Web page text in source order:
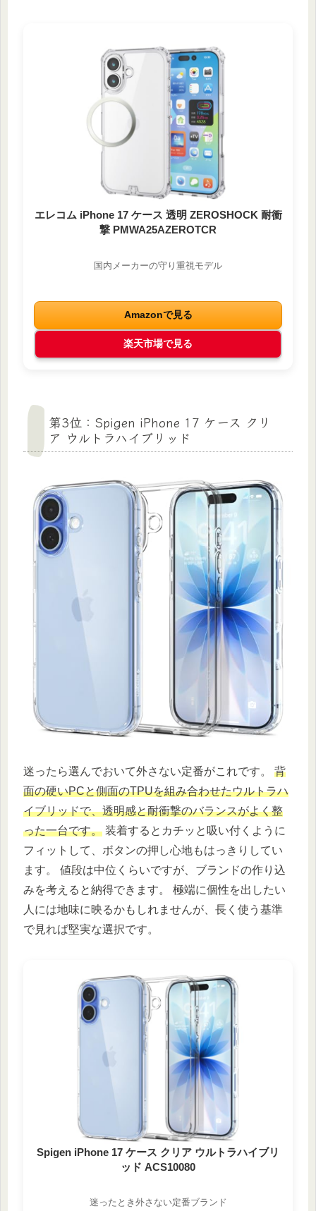
エレコム iPhone 17 ケース 透明 ZEROSHOCK 耐衝
撃 PMWA25AZEROTCR
国内メーカーの守り重視モデル
Amazonで見る
楽天市場で見る
第3位：Spigen iPhone 17 ケース クリ
ア ウルトラハイブリッド
迷ったら選んでおいて外さない定番がこれです。 背
面の硬いPCと側面のTPUを組み合わせたウルトラハ
イブリッドで、透明感と耐衝撃のバランスがよく整
った一台です。 装着するとカチッと吸い付くように
フィットして、ボタンの押し心地もはっきりしてい
ます。 値段は中位くらいですが、ブランドの作り込
みを考えると納得できます。 極端に個性を出したい
人には地味に映るかもしれませんが、長く使う基準
で見れば堅実な選択です。
Spigen iPhone 17 ケース クリア ウルトラハイブリ
ッド ACS10080
迷ったとき外さない定番ブランド